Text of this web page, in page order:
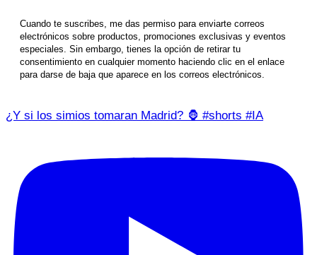
Cuando te suscribes, me das permiso para enviarte correos
electrónicos sobre productos, promociones exclusivas y eventos
especiales. Sin embargo, tienes la opción de retirar tu
consentimiento en cualquier momento haciendo clic en el enlace
para darse de baja que aparece en los correos electrónicos.
¿Y si los simios tomaran Madrid? 🦍 #shorts #IA